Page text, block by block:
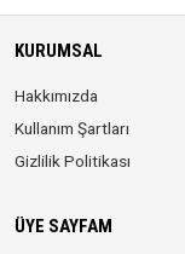
KURUMSAL
Hakkımızda
Kullanım Şartları
Gizlilik Politikası
ÜYE SAYFAM